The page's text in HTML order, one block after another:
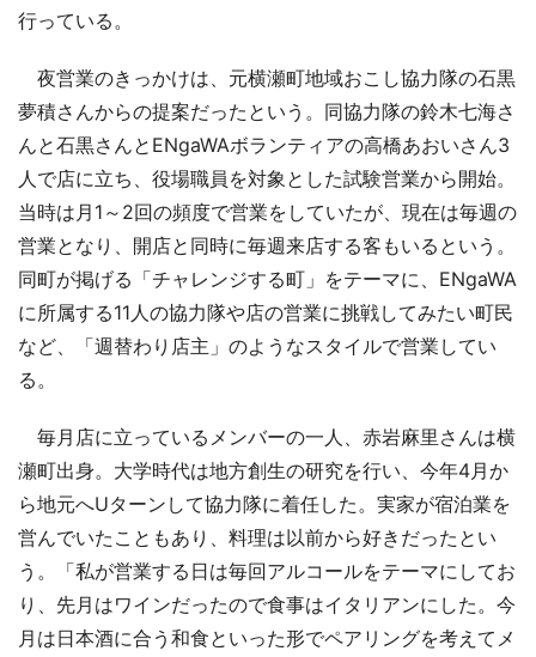
行っている。
夜営業のきっかけは、元横瀬町地域おこし協力隊の石黒
夢積さんからの提案だったという。同協力隊の鈴木七海さ
んと石黒さんとENgaWAボランティアの高橋あおいさん3
人で店に立ち、役場職員を対象とした試験営業から開始。
当時は月1～2回の頻度で営業をしていたが、現在は毎週の
営業となり、開店と同時に毎週来店する客もいるという。
同町が掲げる「チャレンジする町」をテーマに、ENgaWA
に所属する11人の協力隊や店の営業に挑戦してみたい町民
など、「週替わり店主」のようなスタイルで営業してい
る。
毎月店に立っているメンバーの一人、赤岩麻里さんは横
瀬町出身。大学時代は地方創生の研究を行い、今年4月か
ら地元へUターンして協力隊に着任した。実家が宿泊業を
営んでいたこともあり、料理は以前から好きだったとい
う。「私が営業する日は毎回アルコールをテーマにしてお
り、先月はワインだったので食事はイタリアンにした。今
月は日本酒に合う和食といった形でペアリングを考えてメ